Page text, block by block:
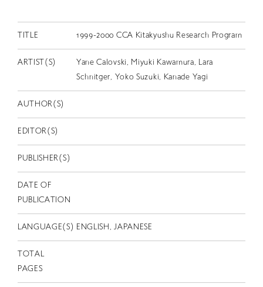
スカラシップ受賞者
CONTACT
JP
EN
TITLE 1999-2000 CCA Kitakyushu Research Program
ARTIST(S)
Yane Calovski, Miyuki Kawamura, Lara
Schnitger, Yoko Suzuki, Kanade Yagi
AUTHOR(S)
EDITOR(S)
PUBLISHER(S)
DATE OF
PUBLICATION
LANGUAGE(S) ENGLISH, JAPANESE
TOTAL
PAGES